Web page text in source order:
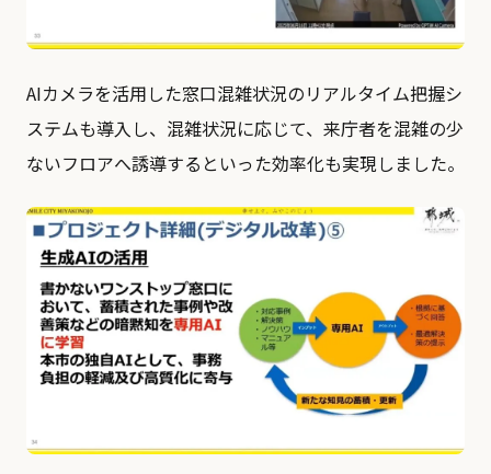
AIカメラを活用した窓口混雑状況のリアルタイム把握シ
ステムも導入し、混雑状況に応じて、来庁者を混雑の少
ないフロアへ誘導するといった効率化も実現しました。